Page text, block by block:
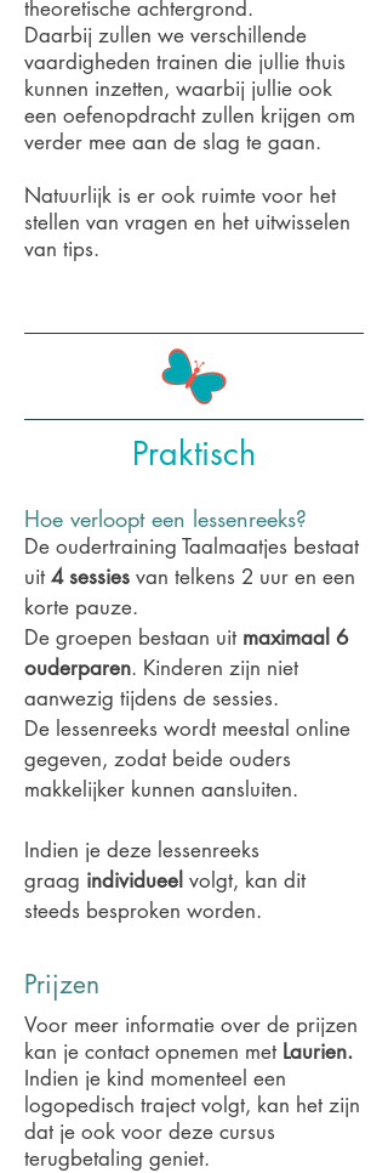
theoretische achtergrond.
Daarbij zullen we verschillende
vaardigheden trainen die jullie thuis
kunnen inzetten, waarbij jullie ook
een oefenopdracht zullen krijgen om
verder mee aan de slag te gaan.
Natuurlijk is er ook ruimte voor het
stellen van vragen en het uitwisselen
van tips.
Praktisch
Hoe verloopt een lessenreeks?
De oudertraining Taalmaatjes bestaat
uit4 sessies van telkens 2 uur en een
korte pauze.
De groepen bestaan uit maximaal 6
ouderparen. Kinderen zijn niet
aanwezig tijdens de sessies.
De lessenreeks wordt meestal online
gegeven, zodat beide ouders
makkelijker kunnen aansluiten.
Indien je deze lessenreeks
graag individueel volgt, kan dit
steeds besproken worden.
Prijzen
Voor meer informatie over de prijzen
kan je contact opnemen met Laurien.
Indien je kind momenteel een
logopedisch traject volgt, kan het zijn
dat je ook voor deze cursus
terugbetaling geniet.